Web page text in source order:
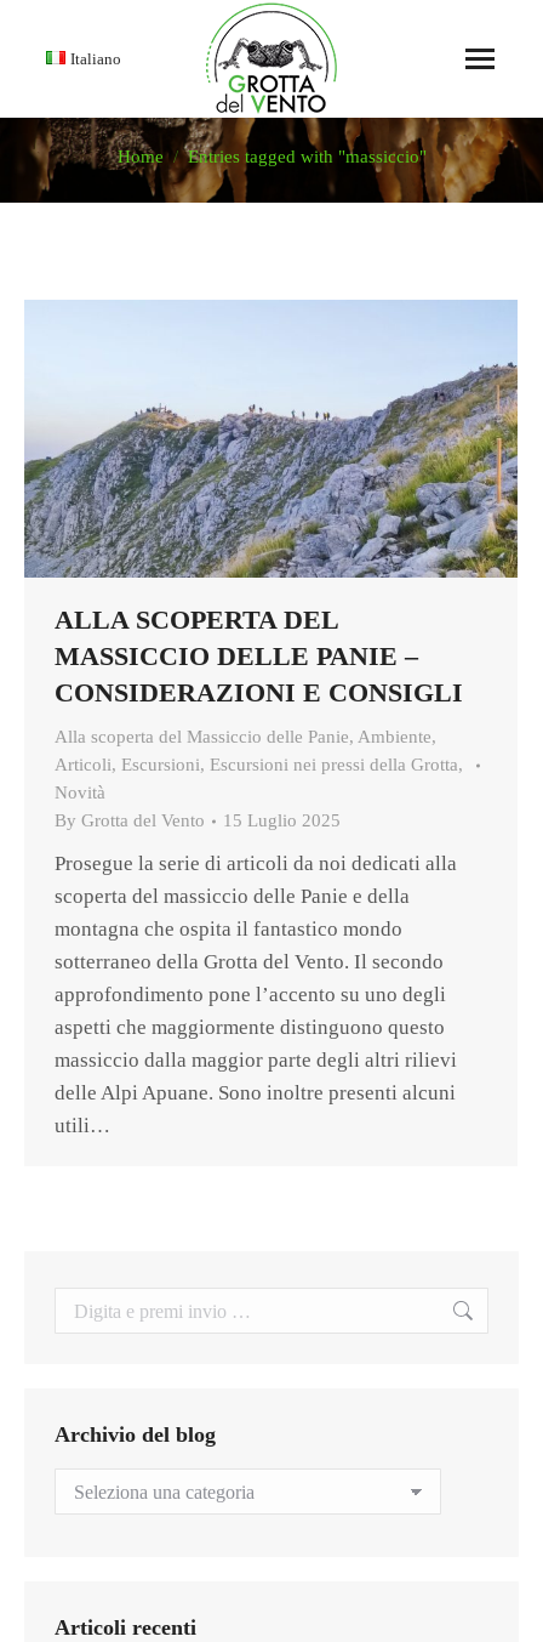
Italiano
You are here:
Home Entries tagged with "massiccio"
ALLA SCOPERTA DEL
MASSICCIO DELLE PANIE –
CONSIDERAZIONI E CONSIGLI
Alla scoperta del Massiccio delle Panie, Ambiente,
Articoli, Escursioni, Escursioni nei pressi della Grotta,
Novità
By Grotta del Vento 15 Luglio 2025
Prosegue la serie di articoli da noi dedicati alla
scoperta del massiccio delle Panie e della
montagna che ospita il fantastico mondo
sotterraneo della Grotta del Vento. Il secondo
approfondimento pone l’accento su uno degli
aspetti che maggiormente distinguono questo
massiccio dalla maggior parte degli altri rilievi
delle Alpi Apuane. Sono inoltre presenti alcuni
utili…
Search:
Archivio del blog
Archivio
del
Articoli recenti